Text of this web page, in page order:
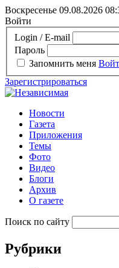
Воскресенье 09.08.2026
Войти
Login / E-mail
Пароль
Запомнить меня
Зарегистрироваться
Новости
Газета
Приложения
Темы
Фото
Видео
Блоги
Архив
О газете
Поиск по сайту
Рубрики